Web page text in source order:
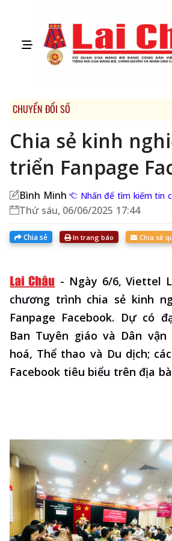
CHUYỂN ĐỔI SỐ
Chia sẻ kinh
triển Fanpage
Bình Minh Nhấn để tìm kiếm tin
Thứ sáu, 06/06/2025 17:44
Chia sẻ In trang báo Chia sẻ
- Ngày 6/6, Viettel
chương trình chia sẻ kinh
Fanpage Facebook. Dự có
Ban Tuyên giáo và Dân vận
hoá, Thể thao và Du dịch;
Facebook tiêu biểu trên địa